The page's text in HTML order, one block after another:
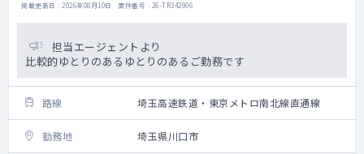
掲載更新日 : 2026年08月10日 案件番号 : 26-TR342906
担当エージェントより
比較的ゆとりのあるゆとりのあるご勤務です
路線 埼玉高速鉄道・東京メトロ南北線直通線
勤務地 埼玉県川口市